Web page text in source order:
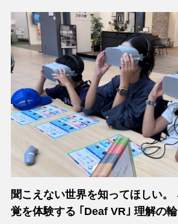
聞こえない世界を知ってほしい。
覚を体験する ｢Deaf VR｣ 理解の